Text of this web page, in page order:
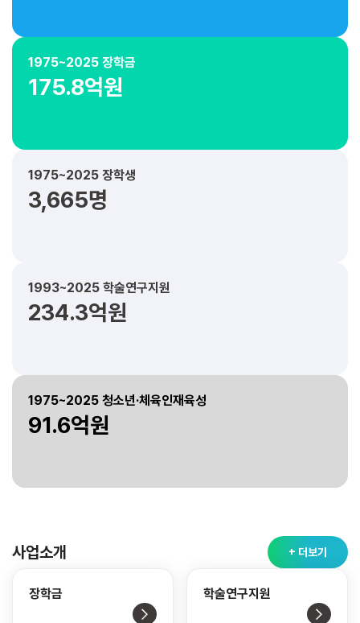
1975~2025 장학금
175.8억원
1975~2025 장학생
3,665명
1993~2025 학술연구지원
234.3억원
1975~2025 청소년·체육인재육성
91.6억원
사업소개 + 더보기
장학금 학술연구지원